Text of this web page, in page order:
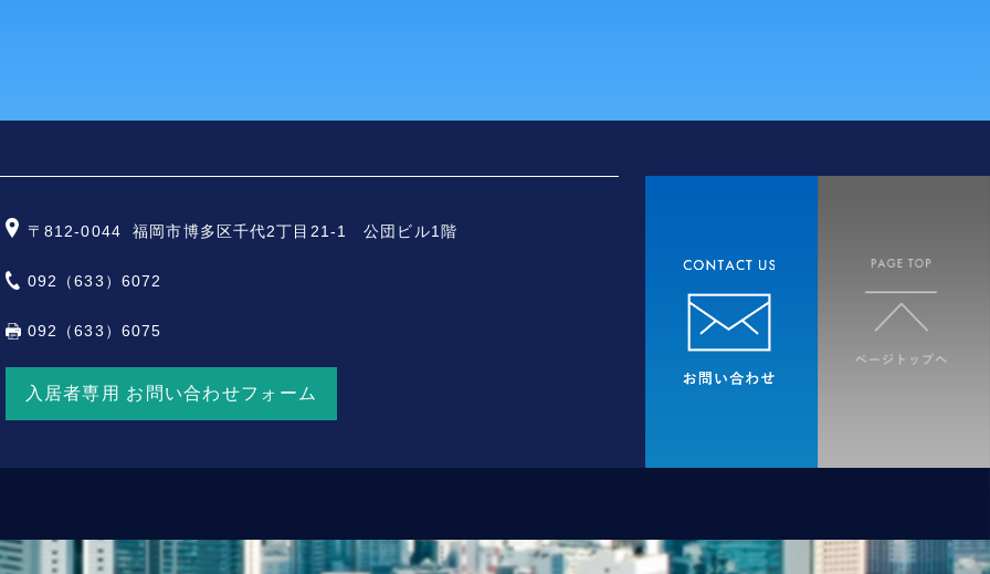
〒812-0044 福岡市博多区千代2丁目21-1 公団ビル1階
092（633）6072
092（633）6075
入居者専用 お問い合わせフォーム